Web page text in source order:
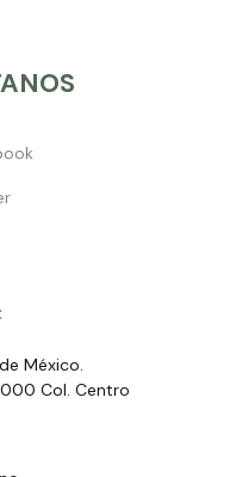
México.
Col. Centro